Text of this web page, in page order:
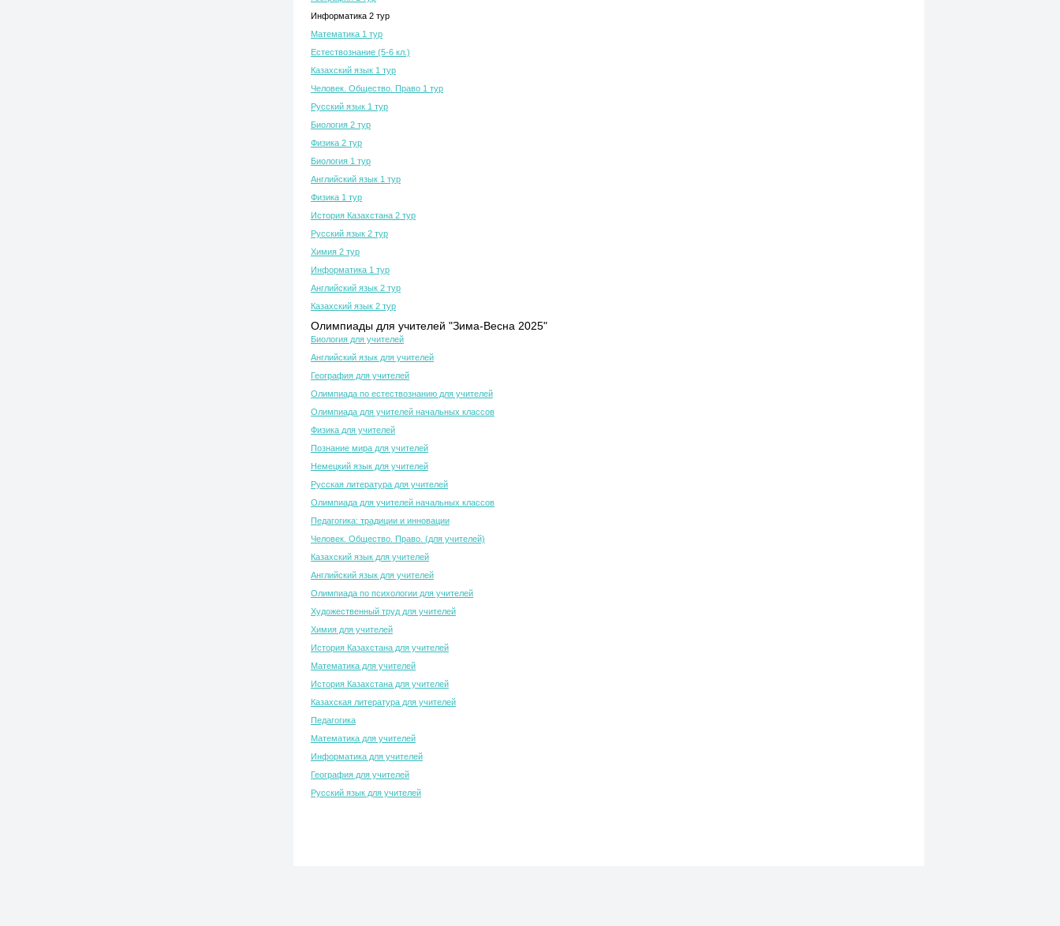
Информатика 2 тур
Математика 1 тур
Естествознание (5-6 кл.)
Казахский язык 1 тур
Человек. Общество. Право 1 тур
Русский язык 1 тур
Биология 2 тур
Физика 2 тур
Биология 1 тур
Английский язык 1 тур
Физика 1 тур
История Казахстана 2 тур
Русский язык 2 тур
Химия 2 тур
Информатика 1 тур
Английский язык 2 тур
Казахский язык 2 тур
Олимпиады для учителей "Зима-Весна 2025"
Биология для учителей
Английский язык для учителей
География для учителей
Олимпиада по естествознанию для учителей
Олимпиада для учителей начальных классов
Физика для учителей
Познание мира для учителей
Немецкий язык для учителей
Русская литература для учителей
Олимпиада для учителей начальных классов
Педагогика: традиции и инновации
Человек. Общество. Право. (для учителей)
Казахский язык для учителей
Английский язык для учителей
Олимпиада по психологии для учителей
Художественный труд для учителей
Химия для учителей
История Казахстана для учителей
Математика для учителей
История Казахстана для учителей
Казахская литература для учителей
Педагогика
Математика для учителей
Информатика для учителей
География для учителей
Русский язык для учителей